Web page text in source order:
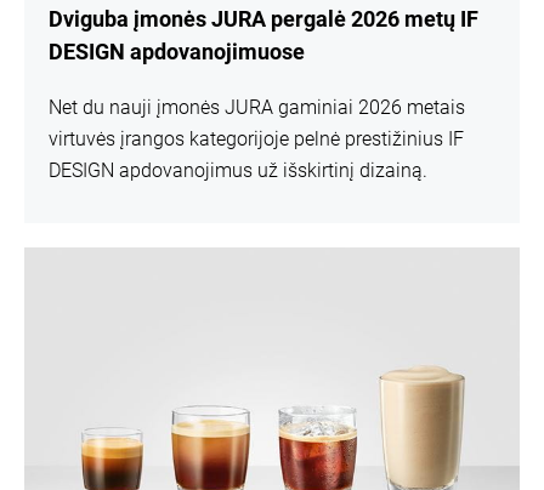
Dviguba įmonės JURA pergalė 2026 metų IF
DESIGN apdovanojimuose
Net du nauji įmonės JURA gaminiai 2026 metais
virtuvės įrangos kategorijoje pelnė prestižinius IF
DESIGN apdovanojimus už išskirtinį dizainą.